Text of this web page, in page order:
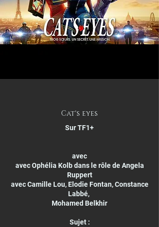
Cat's eyes
Sur TF1+
avec
avec Ophélia Kolb dans le rôle de Angela
Ruppert
avec Camille Lou, Elodie Fontan, Constance
Labbé,
Mohamed Belkhir
Sujet :